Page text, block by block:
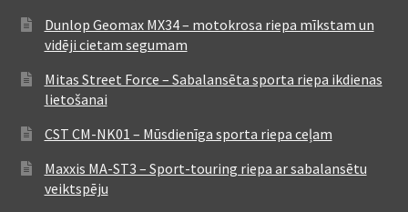
Dunlop Geomax MX34 – motokrosa riepa mīkstam un
vidēji cietam segumam
Mitas Street Force – Sabalansēta sporta riepa ikdienas
lietošanai
CST CM-NK01 – Mūsdienīga sporta riepa ceļam
Maxxis MA-ST3 – Sport-touring riepa ar sabalansētu
veiktspēju